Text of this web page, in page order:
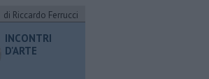
di Riccardo Ferrucci
INCONTRI
D'ARTE